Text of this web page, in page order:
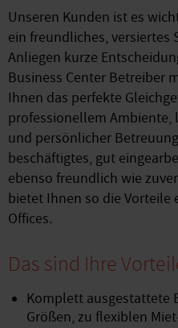
Unseren Kunden ist es
ein freundliches, versiertes
Anliegen kurze
Business Center Betreiber
Ihnen das perfekte
professionellem
und persönlicher
beschäftigtes, gut
ebenso freundlich wie
bietet Ihnen so die Vorteile
Offices.
Das sind Ihre
Komplett ausgestattete
Größen, zu flexiblen